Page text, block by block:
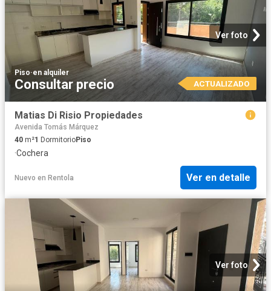
Ver foto
Piso·en alquiler
Consultar precio ACTUALIZADO
Matias Di Risio Propiedades
Avenida Tomás Márquez
40 m²1 DormitorioPiso
·Cochera
Nuevo en Rentola Ver en detalle
Ver foto